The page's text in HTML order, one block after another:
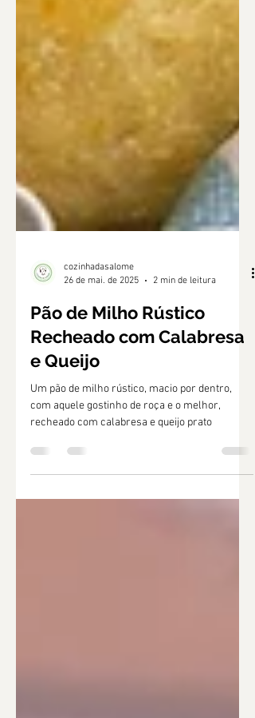
cozinhadasalome
26 de mai. de 2025
2 min de leitura
Pão de Milho Rústico
Recheado com Calabresa
e Queijo
com aquele gostinho de roça e o melhor,